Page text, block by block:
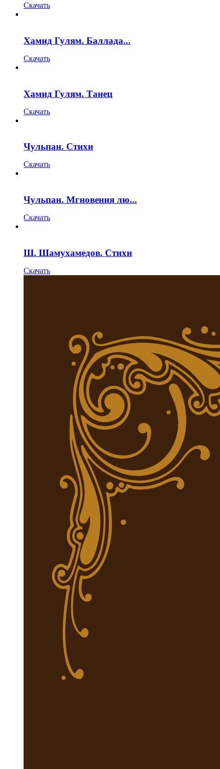
Скачать
Хамид Гулям. Баллада...
Скачать
Хамид Гулям. Танец
Скачать
Чульпан. Стихи
Скачать
Чульпан. Мгновения лю...
Скачать
Ш. Шамухамедов. Стихи
Скачать